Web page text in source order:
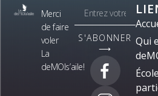
Merci
de faire
voler
La
deMOIs’aile!
S'ABONNER
⟶
Qui